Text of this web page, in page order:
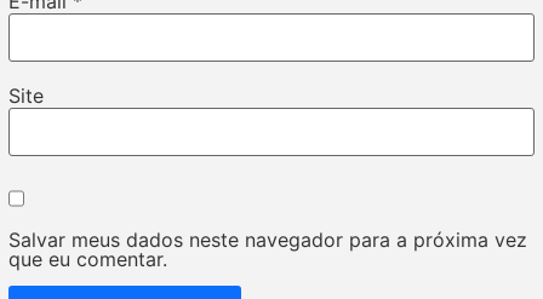
Site
Salvar meus dados neste navegador para a próxima vez
que eu comentar.